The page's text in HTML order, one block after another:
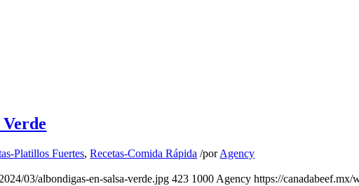
Platillos Fuertes,Recetas-Comida Rápida /porAgency
03/albondigas-en-salsa-verde.jpg 423 1000 Agency https://